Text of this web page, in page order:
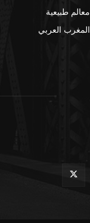
معالم طبيعية
المغرب العربي